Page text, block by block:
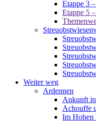
Etappe 3
Etappe 5
Weiter weg
Ardennen
Ankunft
Achouffe
Im Hohen